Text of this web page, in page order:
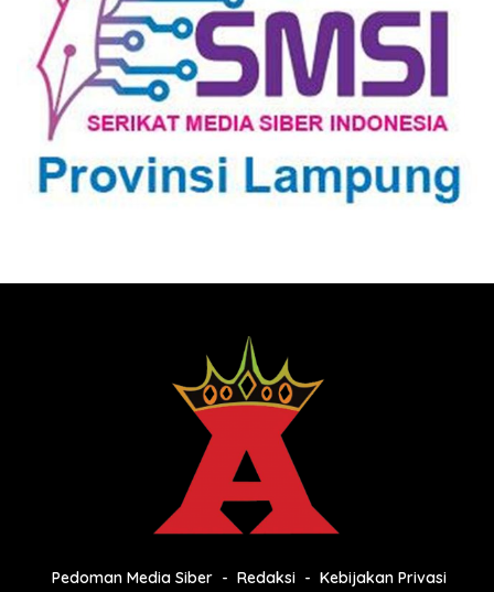
Pedoman Media Siber Redaksi Kebijakan Privasi